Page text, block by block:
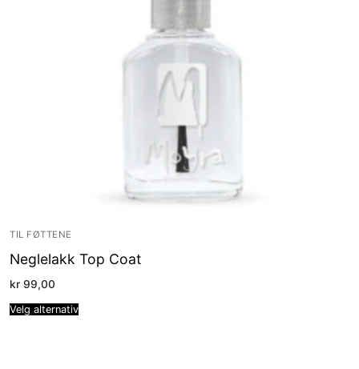
TIL FØTTENE
Neglelakk Top Coat
kr 99,00
Velg alternativ